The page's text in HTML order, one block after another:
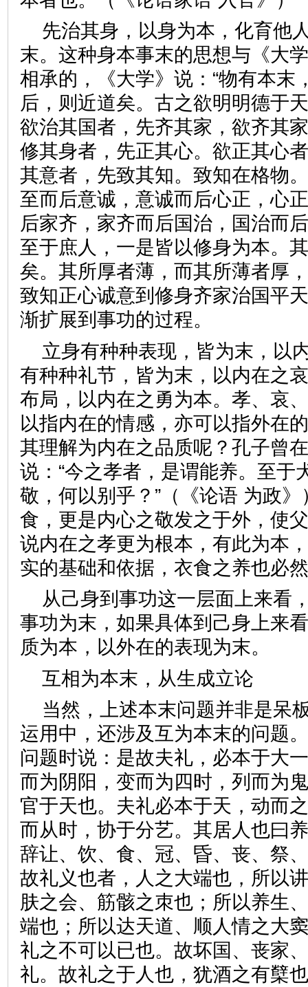
先治其身，以身为本，化育他
末。这种身本事末的思想与《大
相承的，《大学》说：“物有本末
后，则近道矣。古之欲明明德于
欲治其国者，先齐其家，欲齐其
修其身者，先正其心。欲正其心
其意者，先致其知。致知在格物
至而后意诚，意诚而后心正，心
后家齐，家齐而后国治，国治而
至于庶人，一是皆以修身为本。
矣。其所厚者薄，而其所薄者厚
致知正心诚意到修身齐家治国平
渐扩展到事功的过程。
立身有种种表现，皆为末，以
有种种礼节，皆为末，以内在之
布局，以内在之勇为本。孝、哀
以指内在的情感，亦可以指外在
其理解为内在之品质呢？孔子曾
说：“今之孝者，是谓能养。至于
敬，何以别乎？”（《论语 为政
食，更是内心之敬发之于外，使
说内在之孝更为根本，有此为本
实的基础和依据，衣食之养也
从己身到事功这一层面上来看
事功为末，如果具体到己身上来
质为本，以外在的表现为末
互相为本末，从生成
当然，上述本末问题并非是呆
运用中，还涉及互为本末的问题
问题时说：是故夫礼，必本于大
而为阴阳，变而为四时，列而为
官于天也。夫礼必本于天，动而
而从时，协于分艺。其居人也曰
辞让、饮、食、冠、昏、丧、祭
故礼义也者，人之大端也，所以
肤之会、筋骸之朿也；所以养生
端也；所以达天道、顺人情之大
礼之不可以已也。故坏国、丧家
礼。故礼之于人也，犹酒之有櫱